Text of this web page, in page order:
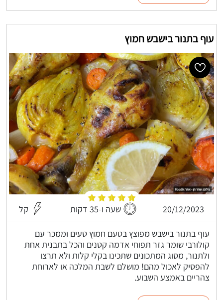
עוף בתנור בישבש חמוץ
20/12/2023 שעה ו-35 דקות קל
עוף בתנור בישבש מפוצץ בטעם חמוץ טעים וממכר עם
קולורבי שומר גזר תפוחי אדמה קטנים והכל בתבנית אחת
ולתנור, מסוג המתכונים שתכינו בקלי קלות ולא תרצו
להפסיק לאכול מהם! מושלם לשבת המלכה או לארוחת
צהריים באמצע השבוע.